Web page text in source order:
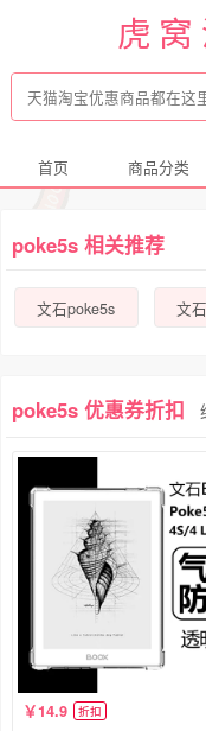
虎窝
首页 商品分类
poke5s 相关推荐
文石poke5s 文
poke5s 优惠券折扣
14.9 折扣